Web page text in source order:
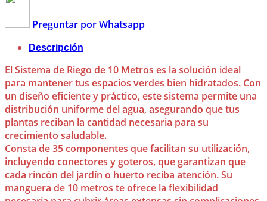
Preguntar por Whatsapp
Descripción
El Sistema de Riego de 10 Metros es la solución ideal
para mantener tus espacios verdes bien hidratados. Con
un diseño eficiente y práctico, este sistema permite una
distribución uniforme del agua, asegurando que tus
plantas reciban la cantidad necesaria para su
crecimiento saludable.
Consta de 35 componentes que facilitan su utilización,
incluyendo conectores y goteros, que garantizan que
cada rincón del jardín o huerto reciba atención. Su
manguera de 10 metros te ofrece la flexibilidad